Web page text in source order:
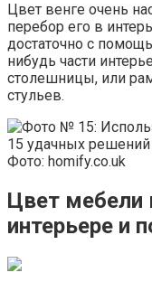
Цвет венге очень
перебор его в
достаточно с
нибудь части
столешницы, или
стульев.
Фото: homify.co.uk
Цвет мебели
интерьере и